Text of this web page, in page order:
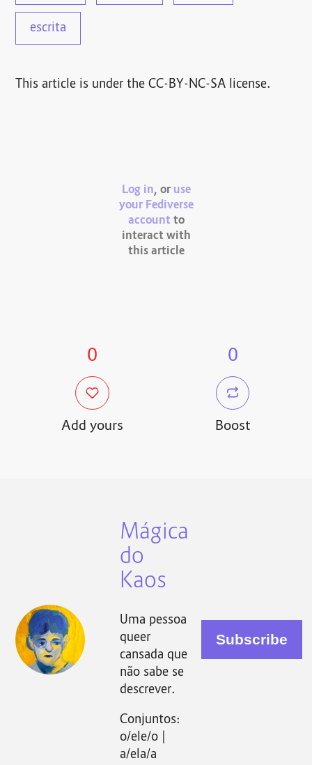
escrita
This article is under the CC-BY-NC-SA license.
Log in, or use
your Fediverse
account to
interact with
this article
0
Add yours
0
Boost
Mágica
do
Kaos
Uma pessoa
queer
cansada que
não sabe se
descrever.
Conjuntos:
o/ele/o |
a/ela/a